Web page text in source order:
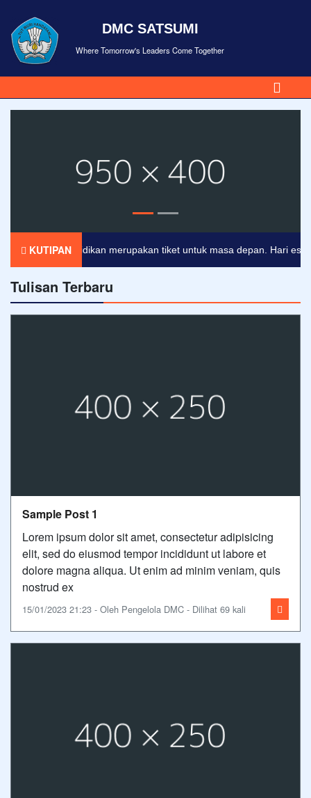
DMC SATSUMI
Where Tomorrow's Leaders Come Together
KUTIPAN
Pendidikan merupakan tiket untuk masa depan. Hari esok
Tulisan Terbaru
Sample Post 1
Lorem ipsum dolor sit amet, consectetur adipisicing
elit, sed do eiusmod tempor incididunt ut labore et
dolore magna aliqua. Ut enim ad minim veniam, quis
nostrud ex
15/01/2023 21:23 - Oleh Pengelola DMC - Dilihat 69 kali